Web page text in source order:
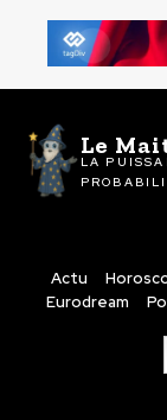
Le
LA
Actu
Eurodream